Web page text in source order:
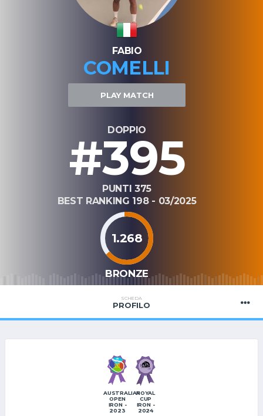
FABIO
COMELLI
PLAY MATCH
DOPPIO
#395
PUNTI 375
BEST RANKING 198 - 03/2025
1.268
BRONZE
SCHEDA
PROFILO
AUSTRALIAN
OPEN
IRON -
2023
ROYAL
CUP
IRON -
2024